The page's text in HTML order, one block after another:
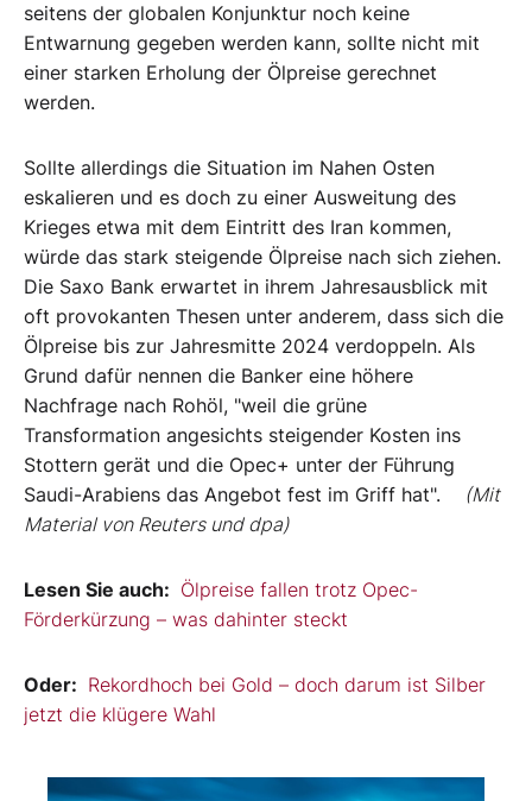
seitens der globalen Konjunktur noch keine
Entwarnung gegeben werden kann, sollte nicht mit
einer starken Erholung der Ölpreise gerechnet
werden.
Sollte allerdings die Situation im Nahen Osten
eskalieren und es doch zu einer Ausweitung des
Krieges etwa mit dem Eintritt des Iran kommen,
würde das stark steigende Ölpreise nach sich ziehen.
Die Saxo Bank erwartet in ihrem Jahresausblick mit
oft provokanten Thesen unter anderem, dass sich die
Ölpreise bis zur Jahresmitte 2024 verdoppeln. Als
Grund dafür nennen die Banker eine höhere
Nachfrage nach Rohöl, "weil die grüne
Transformation angesichts steigender Kosten ins
Stottern gerät und die Opec+ unter der Führung
Saudi-Arabiens das Angebot fest im Griff hat".
(Mit
Material von Reuters und dpa)
Lesen Sie auch: Ölpreise fallen trotz Opec-
Förderkürzung – was dahinter steckt
Oder: Rekordhoch bei Gold – doch darum ist Silber
jetzt die klügere Wahl